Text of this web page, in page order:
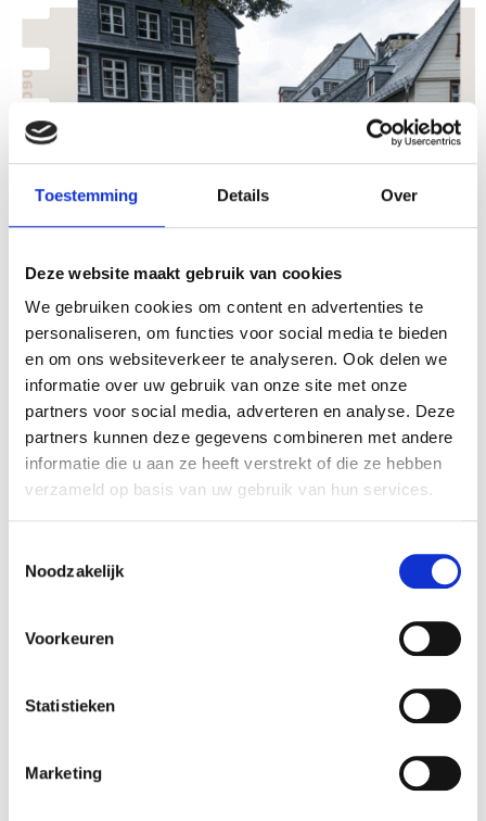
Toestemming Details Over
Deze website maakt gebruik van cookies
We gebruiken cookies om content en advertenties te
personaliseren, om functies voor social media te bieden
en om ons websiteverkeer te analyseren. Ook delen we
informatie over uw gebruik van onze site met onze
partners voor social media, adverteren en analyse. Deze
partners kunnen deze gegevens combineren met andere
informatie die u aan ze heeft verstrekt of die ze hebben
verzameld op basis van uw gebruik van hun services.
Noodzakelijk
Voorkeuren
Statistieken
Marketing
de 4 seizoenen. Ben je dol op Lente, Zomer,
adres.